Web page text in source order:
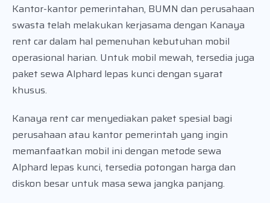
Kantor-kantor pemerintahan, BUMN dan perusahaan
swasta telah melakukan kerjasama dengan Kanaya
rent car dalam hal pemenuhan kebutuhan mobil
operasional harian. Untuk mobil mewah, tersedia juga
paket sewa Alphard lepas kunci dengan syarat
khusus.
Kanaya rent car menyediakan paket spesial bagi
perusahaan atau kantor pemerintah yang ingin
memanfaatkan mobil ini dengan metode sewa
Alphard lepas kunci, tersedia potongan harga dan
diskon besar untuk masa sewa jangka panjang.